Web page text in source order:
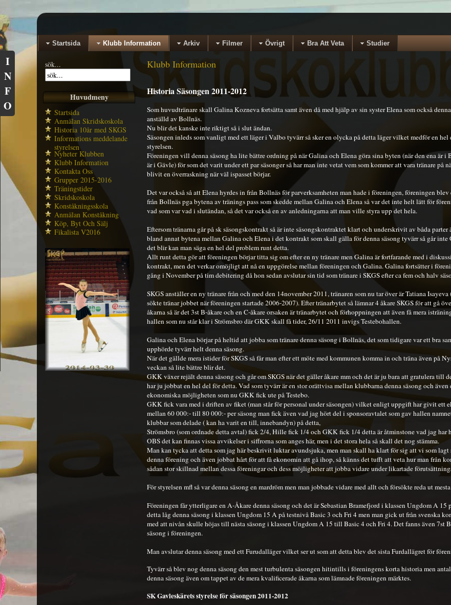
Startsida Klubb Information Arkiv Filmer Övrigt Bra Att Veta Studier
sök...
Huvudmeny
Startsida
Anmälan Skridskoskola
Historia 10år med SKGS
Informations meddelande
styrelsen
Nyheter Klubben
Klubb Information
Kontakta Oss
Grupper 2015-2016
Träningstider
Skridskoskola
Konståkningsskola
Anmälan Konståkning
Köp, Byt Och Sälj
Fikalista V2016
Klubb Information
Historia Säsongen 2011-2012
Som huvudtränare skall Galina Kozneva fortsätta samt även då med hjälp av sin syster Elena som också
anställd av Bollnäs.
Nu blir det kanske inte riktigt så i slut ändan.
Säsongen inleds som vanligt med ett läger i Valbo tyvärr så sker en olycka på detta läger vilket medför en
styrelsen.
Föreningen vill denna säsong ha lite bättre ordning på när Galina och Elena göra sina byten (när den ena är i
är i Gävle) för som det varit under ett par säsonger så har man inte vetat vem som kommer att vara tränare på
blivit en överraskning när väl ispasset börjar.
Det var också så att Elena hyrdes in från Bollnäs för parverksamheten man hade i föreningen, föreningen
från Bollnäs pga bytena av tränings pass som skedde mellan Galina och Elena så var det inte helt lätt för
vad som var vad i slutändan, så det var också en av anledningarna att man ville styra upp det hela.
Eftersom tränarna går på sk säsongskontrakt så är inte säsongskontraktet klart och underskrivit av båda
bland annat bytena mellan Galina och Elena i det kontrakt som skall gälla för denna säsong tyvärr så går inte
det blir kan man säga en hel del problem runt detta.
Allt runt detta gör att föreningen börjar titta sig om efter en ny tränare men Galina är fortfarande med i
kontrakt, men det verkar omöjligt att nå en uppgörelse mellan föreningen och Galina. Galina fortsätter i
gång i November på tim debitering då hon sedan avslutar sin tid som tränare i SKGS efter ca fem och halv
SKGS anställer en ny tränare från och med den 14november 2011, tränaren som nu tar över är Tatiana
sökte tränar jobbet när föreningen startade 2006-2007). Efter tränarbytet så lämnar 4 åkare SKGS för att gå
åkarna så är det 3st B-åkare och en C-åkare orsaken är tränarbytet och förhoppningen att även få mera
hallen som nu står klar i Strömsbro där GKK skall få tider, 26/11 2011 invigs Testebohallen.
Galina och Elena börjar på heltid att jobba som tränare denna säsong i Bollnäs, det som tidigare var ett bra
upphörde tyvärr helt denna säsong.
När det gällde mera istider för SKGS så får man efter ett möte med kommunen komma in och träna även på
veckan så lite bättre blir det.
GKK växer rejält denna säsong och går om SKGS när det gäller åkare mm och det är ju bara att gratulera till
har ju jobbat en hel del för detta. Vad som tyvärr är en stor orättvisa mellan klubbarna denna säsong och
ekonomiska möjligheten som nu GKK fick ute på Testebo.
GKK fick vara med i driften av fiket (man står för personal under säsongen) vilket enligt uppgift har givit ett
mellan 60 000:- till 80 000:- per säsong man fick även vad jag hört del i sponsoravtalet som gav hallen
klubbar som delade ( kan ha varit en till, innebandyn) på detta,
Strömsbro (som ordnade detta avtal) fick 2/4, Hille fick 1/4 och GKK fick 1/4 detta är åtminstone vad jag har
OBS det kan finnas vissa avvikelser i siffrorna som anges här, men i det stora hela så skall det nog stämma.
Man kan tycka att detta som jag här beskrivit luktar avundsjuka, men man skall ha klart för sig att vi som
denna förening och även jobbat hårt för att få ekonomin att gå ihop, så känns det tufft att veta hur man från
sådan stor skillnad mellan dessa föreningar och dess möjligheter att jobba vidare under likartade
För styrelsen mfl så var denna säsong en mardröm men man jobbade vidare med allt och försökte reda ut
Föreningen får ytterligare en A-Åkare denna säsong och det är Sebastian Bramefjord i klassen Ungdom A 15
detta låg denna säsong i klassen Ungdom 15 A på testnivå Basic 3 och Fri 4 men man gick ut från svenska
med att nivån skulle höjas till nästa säsong i klassen Ungdom A 15 till Basic 4 och Fri 4. Det fanns även 7st
säsong i föreningen.
Man avslutar denna säsong med ett Furudalläger vilket ser ut som att detta blev det sista Furdallägret för
Tyvärr så blev nog denna säsong den mest turbulenta säsongen hitintills i föreningens korta historia men
denna säsong även om tappet av de mera kvalificerade åkarna som lämnade föreningen märktes.
SK Gavleskärets styrelse för säsongen 2011-2012
I
N
F
O